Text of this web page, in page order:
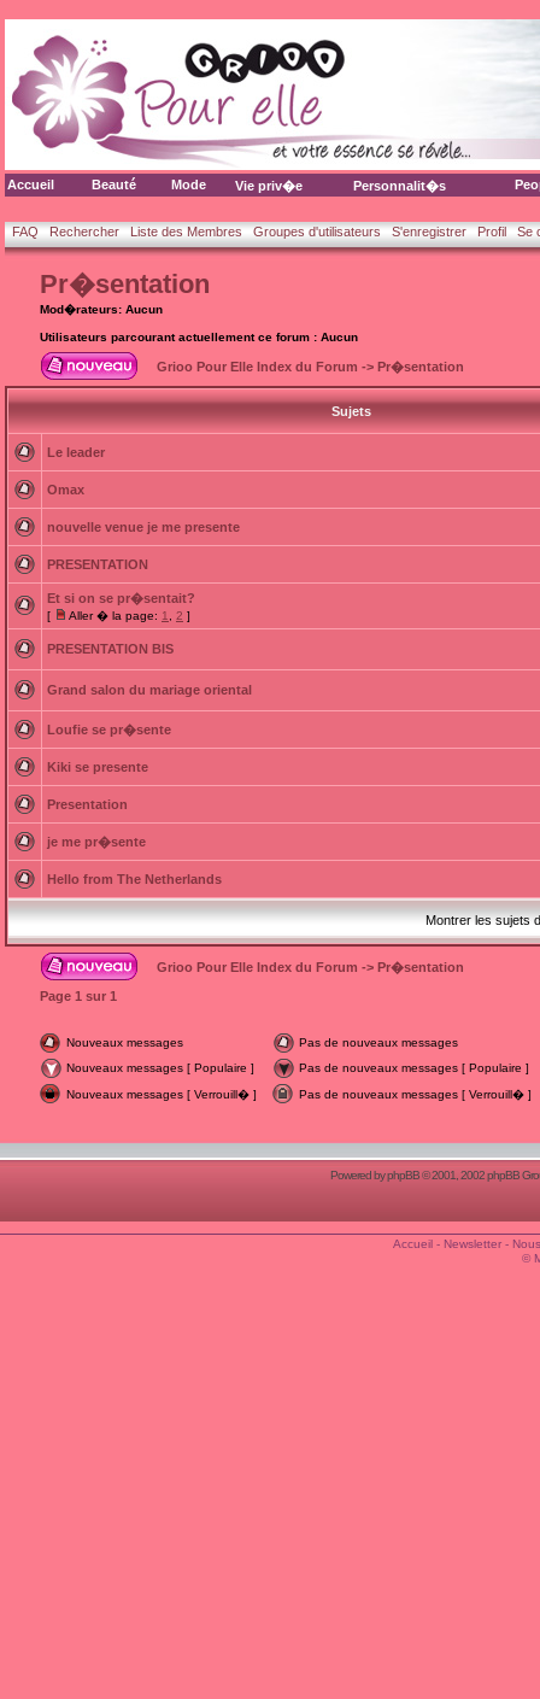
Accueil Beauté Mode Vie priv�e Personnalit�s
FAQ Rechercher Liste des Membres Groupes d'utilisateurs S'enregistrer Profil Se
Pr�sentation
Mod�rateurs: Aucun
Utilisateurs parcourant actuellement ce forum : Aucun
Grioo Pour Elle Index du Forum -> Pr�sentation
Sujets
Le leader
Omax
nouvelle venue je me presente
PRESENTATION
Et si on se pr�sentait?
[ Aller � la page: 1 2 ]
PRESENTATION BIS
Grand salon du mariage oriental
Loufie se pr�sente
Kiki se presente
Presentation
je me pr�sente
Hello from The Netherlands
Montrer les sujets
Grioo Pour Elle Index du Forum -> Pr�sentation
Page 1 sur 1
Nouveaux messages
Pas de nouveaux messages
Nouveaux messages [ Populaire ]
Pas de nouveaux messages [ Populaire ]
Nouveaux messages [ Verrouill� ]
Pas de nouveaux messages [ Verrouill� ]
Powered byphpBB© 2001, 2002 phpBB
Accueil- Newsletter-
©